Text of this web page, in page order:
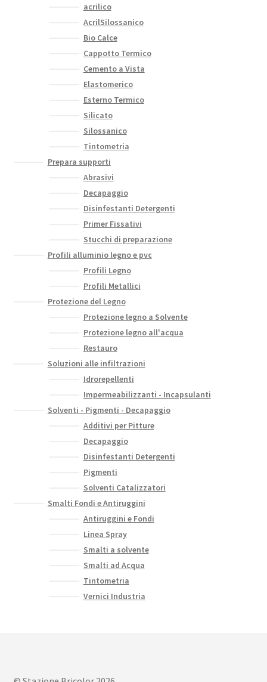
acrilico
AcrilSilossanico
Bio Calce
Cappotto Termico
Cemento a Vista
Elastomerico
Esterno Termico
Silicato
Silossanico
Tintometria
Prepara supporti
Abrasivi
Decapaggio
Disinfestanti Detergenti
Primer Fissativi
Stucchi di preparazione
Profili alluminio legno e pvc
Profili Legno
Profili Metallici
Protezione del Legno
Protezione legno a Solvente
Protezione legno all'acqua
Restauro
Soluzioni alle infiltrazioni
Idrorepellenti
Impermeabilizzanti - Incapsulanti
Solventi - Pigmenti - Decapaggio
Additivi per Pitture
Decapaggio
Disinfestanti Detergenti
Pigmenti
Solventi Catalizzatori
Smalti Fondi e Antiruggini
Antiruggini e Fondi
Linea Spray
Smalti a solvente
Smalti ad Acqua
Tintometria
Vernici Industria